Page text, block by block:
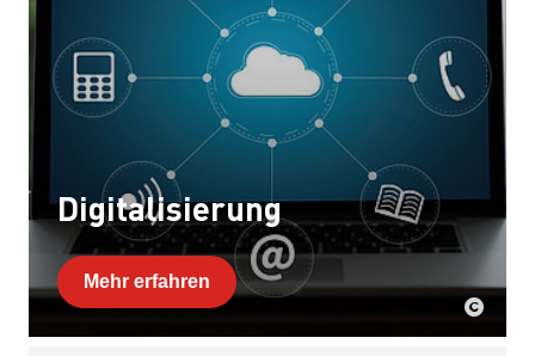
Digitalisierung
Mehr erfahren